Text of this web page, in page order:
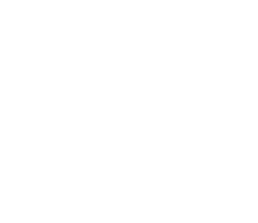
De la même manière,
travailler. En utilisant
• Réduire vos frais généraux,
• Imprimer des documents